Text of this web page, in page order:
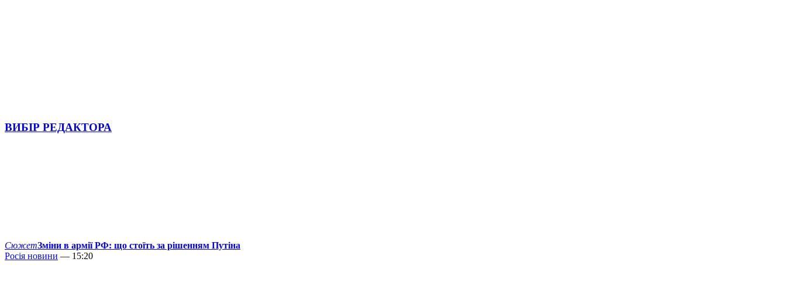
ВИБІР РЕДАКТОРА
СюжетЗміни в армії РФ: що стоїть за рішенням Путіна
Росія новини — 15:20